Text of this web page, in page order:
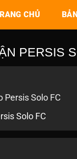
CHỦ
PERSIS
Solo FC